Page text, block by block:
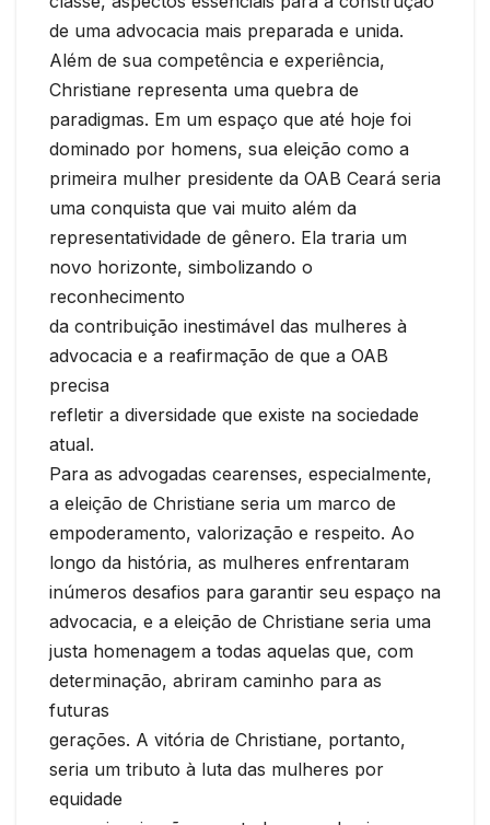
de uma advocacia mais preparada e unida.
Além de sua competência e experiência,
Christiane representa uma quebra de
paradigmas. Em um espaço que até hoje foi
dominado por homens, sua eleição como a
primeira mulher presidente da OAB Ceará seria
uma conquista que vai muito além da
representatividade de gênero. Ela traria um
novo horizonte, simbolizando o
reconhecimento
da contribuição inestimável das mulheres à
advocacia e a reafirmação de que a OAB
precisa
refletir a diversidade que existe na sociedade
atual.
Para as advogadas cearenses, especialmente,
a eleição de Christiane seria um marco de
empoderamento, valorização e respeito. Ao
longo da história, as mulheres enfrentaram
inúmeros desafios para garantir seu espaço na
advocacia, e a eleição de Christiane seria uma
justa homenagem a todas aquelas que, com
determinação, abriram caminho para as
futuras
gerações. A vitória de Christiane, portanto,
seria um tributo à luta das mulheres por
equidade